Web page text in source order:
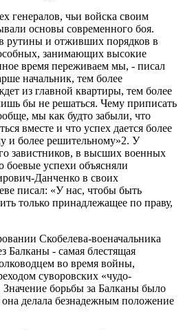
генералов, чьи войска своим
основы современного боя.
рутины и отживших порядков в
занимающих высокие
время переживаем мы, - писал
начальник, тем более
из главной квартиры, тем более
бы не решаться. Чему приписать
мы как будто забыли, что
вместе и что успех дается более
и более решительному»2. У
завистников, в высших военных
боевые успехи объясняли
Данченко в своих
писал: «У нас, чтобы быть
только принадлежащее по праву,
Скобелева-военачальника
Балканы - самая блестящая
во время войны,
суворовских «чудо-
борьбы за Балканы было
она делала безнадежным положение